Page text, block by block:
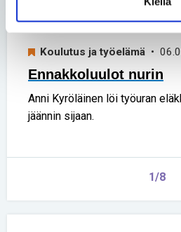
Koulutus ja työelämä •
Ennakkoluulot nurin
Anni Kyröläinen löi työuran
jäännin sijaan.
1/8